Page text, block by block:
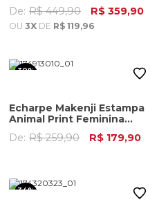
De: R$ 449,90 R$ 359,90
OU 3X DE R$ 119,96
30%
Echarpe Makenji Estampa
Animal Print Feminina
De: R$ 259,90 R$ 179,90
34%